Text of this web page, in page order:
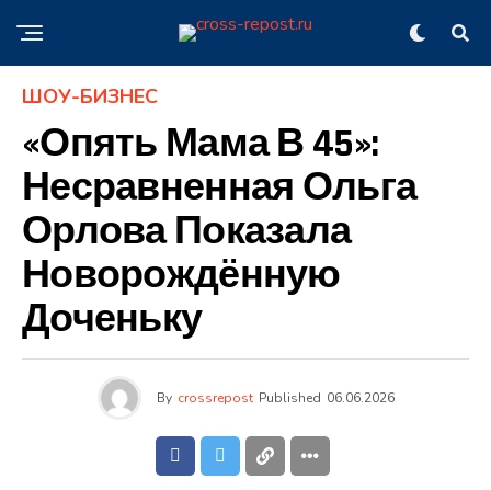
ШОУ-БИЗНЕС
«Опять Мама В 45»:
Несравненная Ольга
Орлова Показала
Новорождённую
Доченьку
By crossrepost Published 06.06.2026